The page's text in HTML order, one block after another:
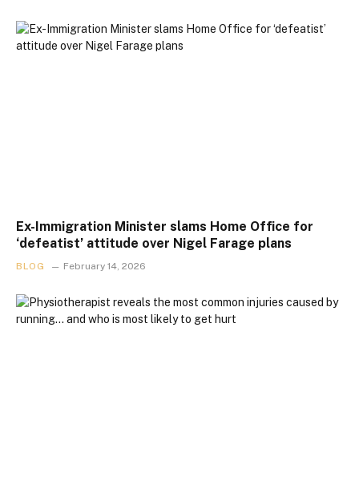
Ex-Immigration Minister slams Home Office for
‘defeatist’ attitude over Nigel Farage plans
BLOG February 14, 2026